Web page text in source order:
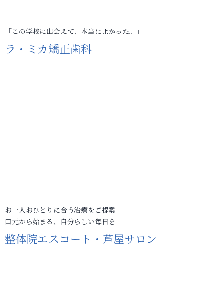
「この学校に出会えて、本当によかった。」
ラ・ミカ矯正歯科
お一人おひとりに合う治療をご提案
口元から始まる、自分らしい毎日を
整体院エスコート・芦屋サロン